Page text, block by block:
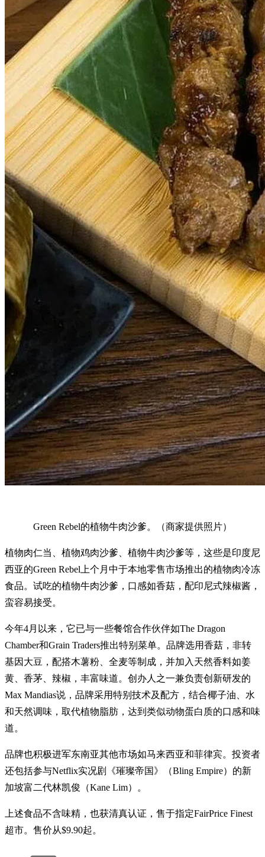
Green Rebel的植物牛肉沙爹。（商家提供照片）
植物肉仁当、植物鸡肉沙爹、植物牛肉沙爹等，这些是印度尼
西亚的Green Rebel上个月中于本地零售市场推出的植物肉冷冻
食品。试吃的植物牛肉沙爹，口感如香菇，配印尼式辣椒酱，
蛮容易接受。
今年4月以来，它已与一些餐馆合作伙伴如The Dragon
Chamber和Grain Traders推出特别菜单。品牌选用香菇，非转
基因大豆，配搭木薯粉、全麦等制成，并加入天然香料如姜
黄、香茅、辣椒，丰富味道。创办人之一兼负责创新研发的
Max Mandias说，品牌采用特别技术及配方，结合椰子油、水
和天然调味，取代植物脂肪，达到类似动物蛋白质的口感和味
道。
品牌也积极进军东南亚其他市场如马来西亚和菲律宾。投资者
还包括参与Netflix实况剧《璀璨帝国》（Bling Empire）的新
加坡富二代林凯俊（Kane Lim）。
上述食品不含味精，也获清真认证，售于指定FairPrice Finest
超市。售价从$9.90起。